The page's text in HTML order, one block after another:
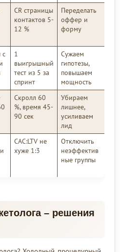
CR страницы
контактов 5-
12 %
Переделать
оффер и
форму
с
1
выигрышный
тест из 5 за
спринт
Сужаем
гипотезы,
повышаем
мощность
Скролл 60
%, время 45-
90 сек
Убираем
лишнее,
усиливаем
лид
CAC:LTV не
хуже 1:3
Отключить
неэффектив
ные группы
– решения